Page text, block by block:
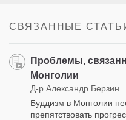
СВЯЗАННЫЕ
Проблемы,
Монголии
Д-р Александр Берзин
Буддизм в Монголии
препятствовать